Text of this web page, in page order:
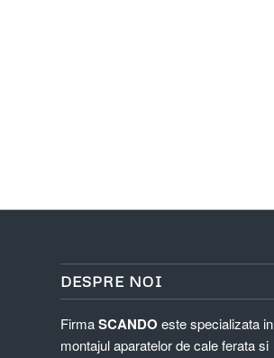
DESPRE NOI
FirmaSCANDO este specializata in
montajul aparatelor de cale ferata si